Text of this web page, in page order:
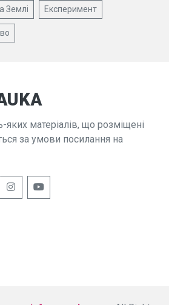
Землі Експеримент
яких матеріалів, що розміщені
за умови посилання на